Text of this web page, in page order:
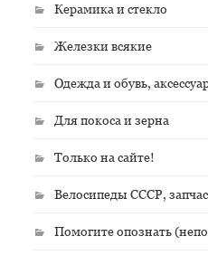
Керамика и стекло
Железки всякие
Одежда и обувь,
Для покоса и зерна
Только на сайте!
Велосипеды СССР,
Помогите опознать